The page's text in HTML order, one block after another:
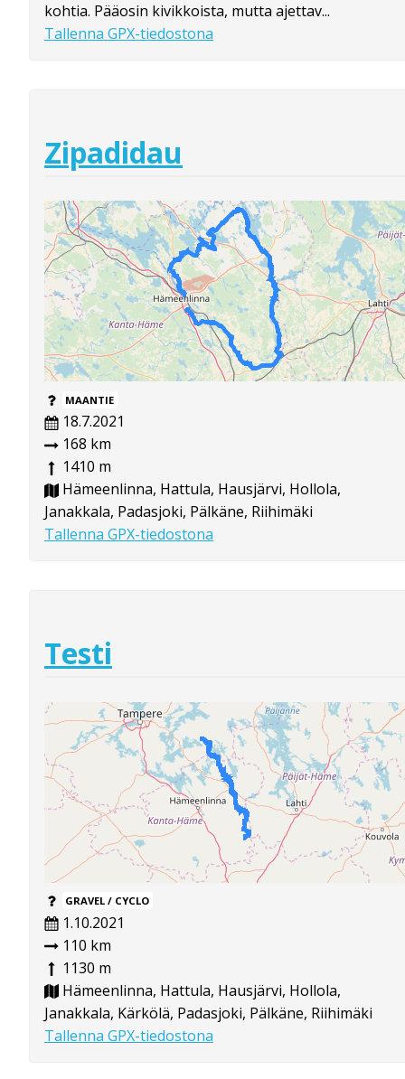
kohtia. Pääosin kivikkoista, mutta ajettav...
Tallenna GPX-tiedostona
Zipadidau
MAANTIE
18.7.2021
168 km
1410 m
Hämeenlinna, Hattula, Hausjärvi, Hollola,
Janakkala, Padasjoki, Pälkäne, Riihimäki
Tallenna GPX-tiedostona
Testi
GRAVEL / CYCLO
1.10.2021
110 km
1130 m
Hämeenlinna, Hattula, Hausjärvi, Hollola,
Janakkala, Kärkölä, Padasjoki, Pälkäne, Riihimäki
Tallenna GPX-tiedostona